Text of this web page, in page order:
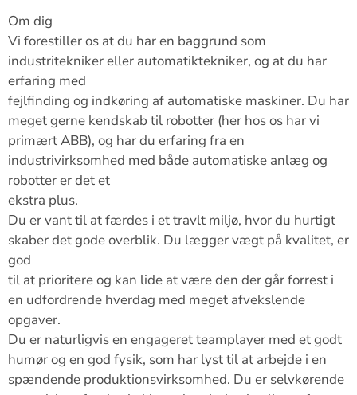
Om dig
Vi forestiller os at du har en baggrund som
industritekniker eller automatiktekniker, og at du har
erfaring med
fejlfinding og indkøring af automatiske maskiner. Du har
meget gerne kendskab til robotter (her hos os har vi
primært ABB), og har du erfaring fra en
industrivirksomhed med både automatiske anlæg og
robotter er det et
ekstra plus.
Du er vant til at færdes i et travlt miljø, hvor du hurtigt
skaber det gode overblik. Du lægger vægt på kvalitet, er
god
til at prioritere og kan lide at være den der går forrest i
en udfordrende hverdag med meget afvekslende
opgaver.
Du er naturligvis en engageret teamplayer med et godt
humør og en god fysik, som har lyst til at arbejde i en
spændende produktionsvirksomhed. Du er selvkørende